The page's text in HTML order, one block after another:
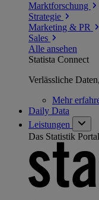
Marktforschung
Strategie
Marketing & PR
Sales
Alle ansehen
Statista Connect
Verlässliche
Mehr
Daily Data
Leistungen
Das Statistik Portal